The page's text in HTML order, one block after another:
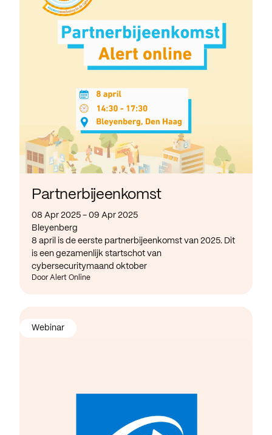
Partnerbijeenkomst
08 Apr 2025 - 09 Apr 2025
Bleyenberg
8 april is de eerste partnerbijeenkomst van 2025. Dit
is een gezamenlijk startschot van
cybersecuritymaand oktober
Door Alert Online
Webinar